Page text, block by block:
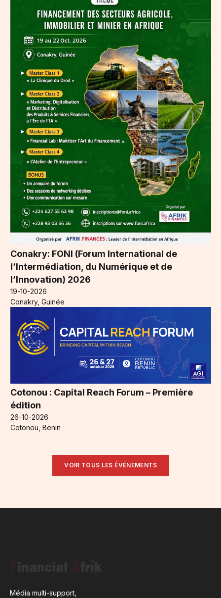
Conakry: FONI (Forum International de
l’Intermédiation, du Numérique et de
l’Innovation) 2026
19-10-2026
Conakry, Guinée
Cotonou : Capital Reach Forum – Première
édition
26-10-2026
Cotonou, Benin
VOIR TOUS LES ÉVÉNEMENTS
Média multi-support,